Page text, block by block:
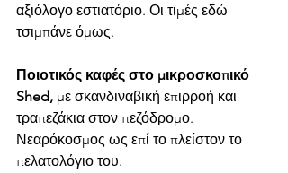
αξιόλογο εστιατόριο. Οι τιμές εδώ
τσιμπάνε όμως.
Ποιοτικός καφές στο μικροσκοπικό
Shed, με σκανδιναβική επιρροή και
τραπεζάκια στον πεζόδρομο.
Νεαρόκοσμος ως επί το πλείστον το
πελατολόγιο του.